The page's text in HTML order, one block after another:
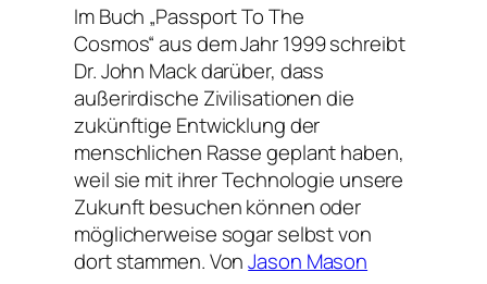
Im Buch „Passport To The
Cosmos“aus dem Jahr 1999 schreibt
Dr. John Mack darüber, dass
außerirdische Zivilisationen die
zukünftige Entwicklung der
menschlichen Rasse geplant haben,
weil sie mit ihrer Technologie unsere
Zukunft besuchen können oder
möglicherweise sogar selbst von
dort stammen. VonJason Mason